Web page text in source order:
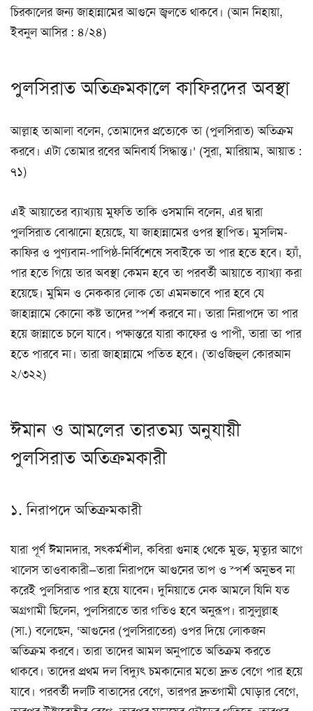
চিরকালের জন্য জাহান্নামের আগুনে জ্বলতে থাকবে। (আন নিহায়া,
ইবনুল আসির : ৪/২৪)
পুলসিরাত অতিক্রমকালে কাফিরদের অবস্থা
আল্লাহ তাআলা বলেন, তোমাদের প্রত্যেকে তা (পুলসিরাত) অতিক্রম
করবে। এটা তোমার রবের অনিবার্য সিদ্ধান্ত।’ (সুরা, মারিয়াম, আয়াত :
৭১)
এই আয়াতের ব্যাখ্যায় মুফতি তাকি ওসমানি বলেন, এর দ্বারা
পুলসিরাত বোঝানো হয়েছে, যা জাহান্নামের ওপর স্থাপিত। মুসলিম-
কাফির ও পুণ্যবান-পাপিষ্ঠ-নির্বিশেষে সবাইকে তা পার হতে হবে। হ্যাঁ,
পার হতে গিয়ে তার অবস্থা কেমন হবে তা পরবর্তী আয়াতে ব্যাখ্যা করা
হয়েছে। মুমিন ও নেককার লোক তো এমনভাবে পার হবে যে
জাহান্নামে কোনো কষ্ট তাদের স্পর্শ করবে না। তারা নিরাপদে তা পার
হয়ে জান্নাতে চলে যাবে। পক্ষান্তরে যারা কাফের ও পাপী, তারা তা পার
হতে পারবে না। তারা জাহান্নামে পতিত হবে। (তাওজিহুল কোরআন
২/৩২২)
ঈমান ও আমলের তারতম্য অনুযায়ী
পুলসিরাত অতিক্রমকারী
১. নিরাপদে অতিক্রমকারী
যারা পূর্ণ ঈমানদার, সৎকর্মশীল, কবিরা গুনাহ থেকে মুক্ত, মৃত্যুর আগে
খালেস তাওবাকারী—তারা নিরাপদে আগুনের তাপ ও স্পর্শ অনুভব না
করেই পুলসিরাত পার হয়ে যাবেন। দুনিয়াতে নেক আমলে যিনি যত
অগ্রগামী ছিলেন, পুলসিরাতে তার গতিও হবে অনুরূপ। রাসুলুল্লাহ
(সা.) বলেছেন, ‘আগুনের (পুলসিরাতের) ওপর দিয়ে লোকজন
অতিক্রম করবে। তারা তাদের আমল অনুপাতে অতিক্রম করতে
থাকবে। তাদের প্রথম দল বিদ্যুৎ চমকানোর মতো দ্রুত বেগে পার হয়ে
যাবে। পরবর্তী দলটি বাতাসের বেগে, তারপর দ্রুতগামী ঘোড়ার বেগে,